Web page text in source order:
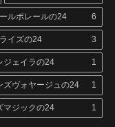
ルポレールの24 6
イズの24 3
ジェイラの24 1
ズヴォヤージュの24 1
マジックの24 1